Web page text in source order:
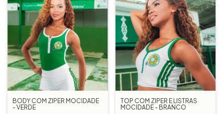
BODY COM ZIPER MOCIDADE
- VERDE
TOP COM ZIPER E LISTRAS
MOCIDADE - BRANCO